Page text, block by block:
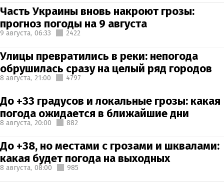
Часть Украины вновь накроют грозы:
прогноз погоды на 9 августа
9 августа, 06:33 2422
Улицы превратились в реки: непогода
обрушилась сразу на целый ряд городов
8 августа, 21:00 4797
До +33 градусов и локальные грозы: какая
погода ожидается в ближайшие дни
8 августа, 20:00 882
До +38, но местами с грозами и шквалами:
какая будет погода на выходных
8 августа, 08:00 985